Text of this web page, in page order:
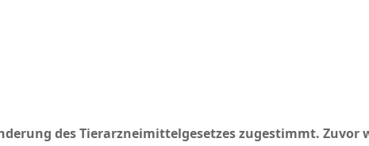
des Tierarzneimittelgesetzes zugestimmt. Zuvor